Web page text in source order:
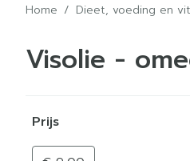
Home / Dieet, voeding en
Visolie -
Prijs